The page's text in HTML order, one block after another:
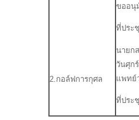
2.กอล์ฟการกุศล
ขออนุ
ที่ประ
นายก
วันศุก
แพทย์
ที่ประ